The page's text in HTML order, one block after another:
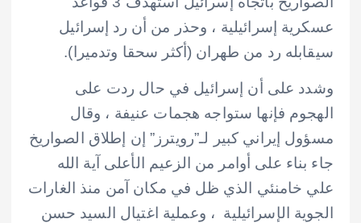
o
o
k
r
A
p
p
عسكرية إسرائيلية ، وحذر من أن رد إسرائيل
سيقابله رد من طهران (أكثر سحقا وتدميرا).
وشدد على أن إسرائيل في حال ردت على
الهجوم فإنها ستواجه هجمات عنيفة ، وقال
مسؤول إيراني كبير لـ”رويترز” إن إطلاق الصواريخ
جاء بناء على أوامر من الزعيم الأعلى آية الله
علي خامنئي الذي ظل في مكان آمن منذ الغارات
الجوية الإسرائيلية ، وعملية اغتيال السيد حسن